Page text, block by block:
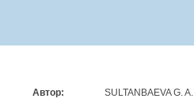
Автор:
SULTANBAEVA G. A.